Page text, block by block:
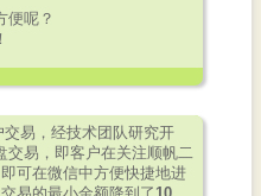
呢？
交易，经技术团队研究开
交易，即客户在关注顺帆二
可在微信中方便快捷地进